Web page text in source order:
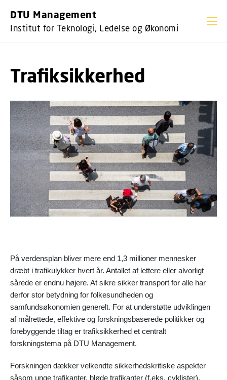
DTU Management
Institut for Teknologi, Ledelse og Økonomi
Trafiksikkerhed
På verdensplan bliver mere end 1,3 millioner mennesker
dræbt i trafikulykker hvert år. Antallet af lettere eller alvorligt
sårede er endnu højere. At sikre sikker transport for alle har
derfor stor betydning for folkesundheden og
samfundsøkonomien generelt. For at understøtte udviklingen
af målrettede, effektive og forskningsbaserede politikker og
forebyggende tiltag er trafiksikkerhed et centralt
forskningstema på DTU Management.
Forskningen dækker velkendte sikkerhedskritiske aspekter
såsom unge trafikanter, bløde trafikanter (f.eks. cyklister),